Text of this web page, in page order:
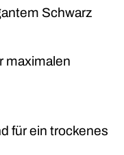
Schwarz
maximalen
für ein trockenes